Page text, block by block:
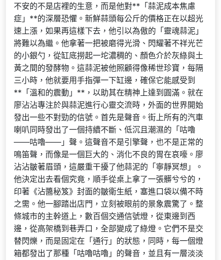
不安的不是店裡的生意，而是他對**「蒜泥成本焦慮
症」**的深層恐懼。新鮮蒜頭每公斤的價格正在以超光
速上漲，如果再這樣下去，他引以為傲的「靈魂蒜泥」
將難以為繼。他拿著一把被磨得光滑、閃耀著不祥光芒
的小銀勺，從缸底撈起一坨濃稠的、顏色介於灰綠與土
黃之間的發酵物。這蒜泥被他照顧得像稀世珍寶，每隔
三小時，他就要用手指彈一下缸邊，確保它能感受到
**「溫和的震動」**，以助其在精神上達到圓滿。就在
廖沾沾專注於與蒜泥進行心靈交流時，外面的世界開始
發出一些不對勁的信號。首先是聲音。街上所有的汽車
喇叭同時發出了一個持續不斷、低沉且潮濕的「咕嚕
——咕嚕——」聲。這聲音不是引擎聲，也不是正常的
鳴笛聲，而像是一個巨大的、消化不良的胃在哀嚎。廖
沾沾皺著眉頭，這嚴重干擾了他蒜泥的「寧靜冥想」。
他決定出去看個究竟，順手從桌上拿了一張髒兮兮的，
印著《沾醬秘笈》封面的皺衛生紙，塞進口袋以備不時
之需。他一腳踏出店門，立刻被眼前的景象震驚了。整
條城市的主幹道上，數百個交通信號燈，從東邊到西
邊，從高架橋到巷弄口，全部變成了綠燈。它們不是交
替閃爍，而是固定在「通行」的狀態，同時，每一個燈
箱都發出了那種「咕嚕咕嚕」的聲音，並且有一層淡淡